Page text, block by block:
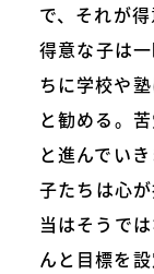
で、それが
得意な子は
ちに学校や
と勧める。
と進んでい
子たちは心
当はそうで
んと目標を